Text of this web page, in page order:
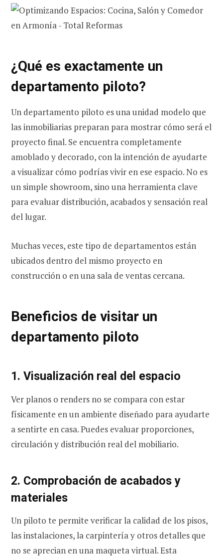
¿Qué es exactamente un
departamento piloto?
Un departamento piloto es una unidad modelo que
las inmobiliarias preparan para mostrar cómo será el
proyecto final. Se encuentra completamente
amoblado y decorado, con la intención de ayudarte
a visualizar cómo podrías vivir en ese espacio. No es
un simple showroom, sino una herramienta clave
para evaluar distribución, acabados y sensación real
del lugar.
Muchas veces, este tipo de departamentos están
ubicados dentro del mismo proyecto en
construcción o en una sala de ventas cercana.
Beneficios de visitar un
departamento piloto
1. Visualización real del espacio
Ver planos o renders no se compara con estar
físicamente en un ambiente diseñado para ayudarte
a sentirte en casa. Puedes evaluar proporciones,
circulación y distribución real del mobiliario.
2. Comprobación de acabados y
materiales
Un piloto te permite verificar la calidad de los pisos,
las instalaciones, la carpintería y otros detalles que
no se aprecian en una maqueta virtual. Esta